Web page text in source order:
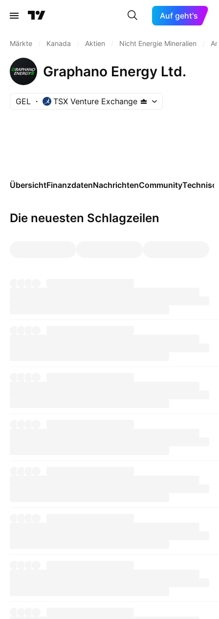
Auf geht's
Märkte Kanada Aktien Nicht Energie Mineralien
Graphano Energy Ltd.
GEL TSX Venture Exchange
ÜbersichtFinanzdatenNachrichtenCommunity
Die neuesten Schlagzeilen